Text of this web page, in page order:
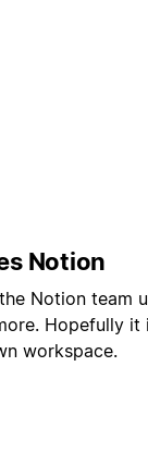
Notion
Notion team
Hopefully it
workspace.